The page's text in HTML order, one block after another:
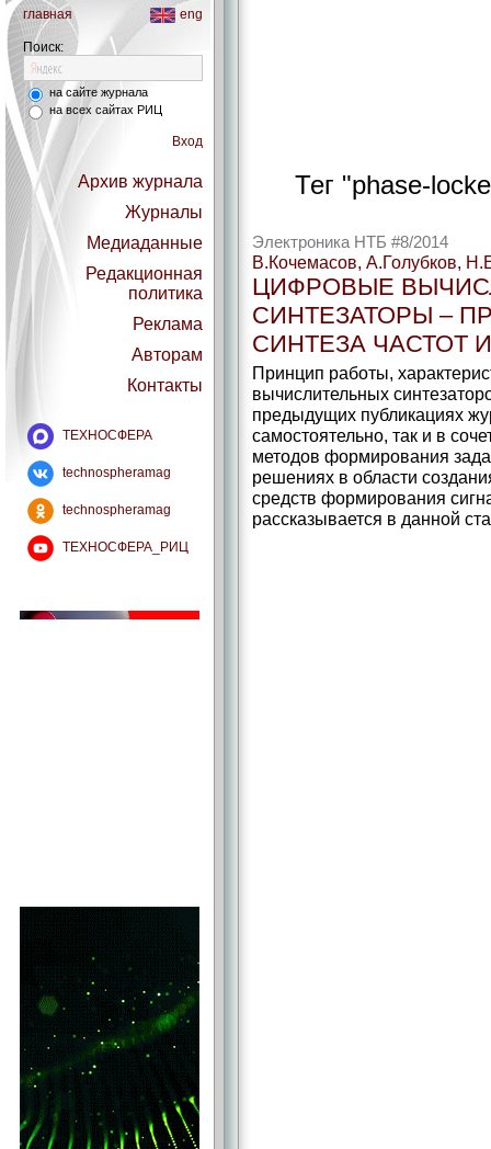
главная eng
Поиск:
на сайте журнала
на всех сайтах РИЦ
Вход
Архив журнала
Журналы
Медиаданные
Редакционная
политика
Реклама
Авторам
Контакты
ТЕХНОСФЕРА
technospheramag
technospheramag
ТЕХНОСФЕРА_РИЦ
Тег "phase-
Электроника НТБ #8/2014
В.Кочемасов, А.Голубков,
ЦИФРОВЫЕ
СИНТЕЗАТОРЫ –
СИНТЕЗА ЧАСТОТ
Принцип работы,
вычислительных
предыдущих публикациях
самостоятельно, так и в
методов формирования
решениях в области
средств формирования
рассказывается в данной